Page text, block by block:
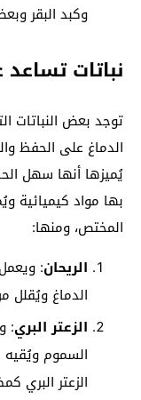
وكبد البقر
نباتات تساعد
توجد بعض النباتات
الدماغ على الحفظ
يُميزها أنها سهل
بها مواد كيميائية
المختص، ومنها:
الريحان:
الدماغ ويُقلل
الزعتر البري:
السموم
الزعتر البري